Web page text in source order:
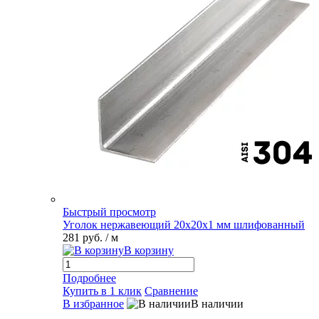
Быстрый просмотр
Уголок нержавеющий 20х20х1 мм шлифованный
281 руб. / м
В корзину
Подробнее
Купить в 1 клик Сравнение
В избранное
В наличии